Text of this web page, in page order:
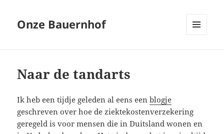
Onze Bauernhof
Naar de tandarts
Ik heb een tijdje geleden al eens eenblogje
geschreven over hoe de ziektekostenverzekering
geregeld is voor mensen die in Duitsland wonen en